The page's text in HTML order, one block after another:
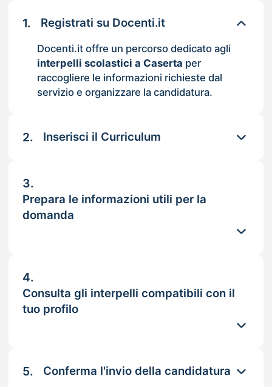
1. Registrati su Docenti.it
Docenti.it offre un percorso dedicato agli
interpelli scolastici a Caserta per
raccogliere le informazioni richieste dal
servizio e organizzare la candidatura.
2. Inserisci il Curriculum
3.
Prepara le informazioni utili per la
domanda
4.
Consulta gli interpelli compatibili con il
tuo profilo
5. Conferma l'invio della candidatura